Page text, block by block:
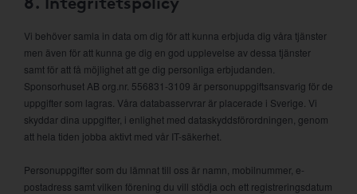
Vi behöver samla in data om dig för att kunna erbjuda dig våra tjänster
men även för att kunna ge dig en god upplevelse av dessa tjänster
samt för att få möjlighet att ge dig personliga erbjudanden.
Sponsorhuset AB org.nr. 556831-3109 är personuppgiftsansvarig för de
uppgifter som lagras. Våra databasservrar är placerade i Sverige. Vi
skyddar dina uppgifter, i enlighet med dataskyddsförordningen, genom
att hela tiden jobba aktivt med vår IT-säkerhet.
Personuppgifter som du lämnat till oss är namn, mobilnummer, e-
postadress samt vilken förening du vill stödja och ett registreringsdatum